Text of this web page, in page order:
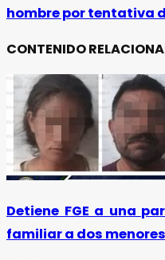
hombre por tentativa
CONTENIDO
Detiene FGE a una
familiar a dos